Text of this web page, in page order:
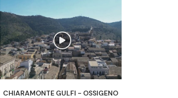
CHIARAMONTE GULFI - OSSIGENO